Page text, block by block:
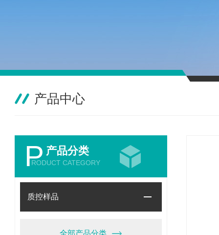
产品中心
P 产品分类
RODUCT CATEGORY
质控样品
全部产品分类